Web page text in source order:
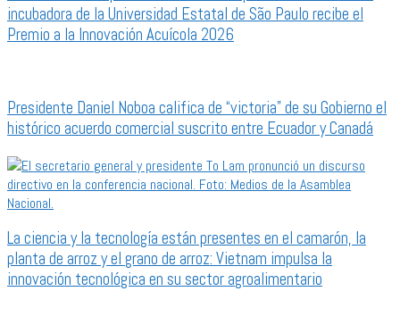
incubadora de la Universidad Estatal de São Paulo recibe el
Premio a la Innovación Acuícola 2026
Presidente Daniel Noboa califica de “victoria” de su Gobierno el
histórico acuerdo comercial suscrito entre Ecuador y Canadá
La ciencia y la tecnología están presentes en el camarón, la
planta de arroz y el grano de arroz: Vietnam impulsa la
innovación tecnológica en su sector agroalimentario